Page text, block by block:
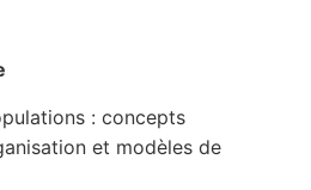
: concepts
et modèles de